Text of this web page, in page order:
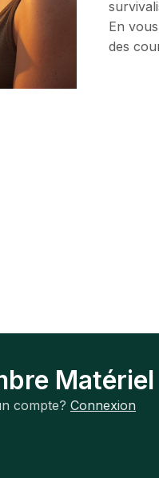
En
des
Quelque
compte? Connexion